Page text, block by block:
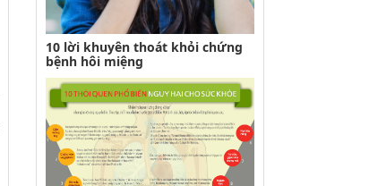
10 lời khuyên thoát khỏi chứng
bệnh hôi miệng